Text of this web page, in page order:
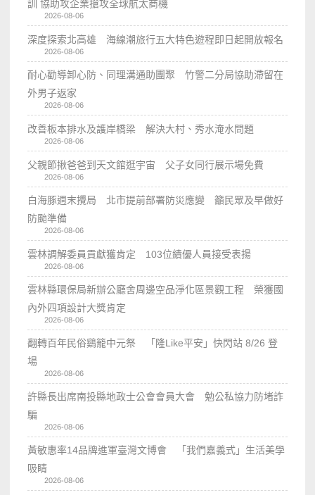
訓 協助攻企業搶攻全球航太商機
2026-08-06
深度探索北高雄 海線潮旅行五大特色遊程即日起開放報名
2026-08-06
耐心勸導卸心防、同理溝通助團聚 竹警二分局協助滯留在
外男子返家
2026-08-06
改善板本排水及護岸橋梁 解決大村、秀水淹水問題
2026-08-06
父親節揪爸爸到天文館逛宇宙 父子女同行展示場免費
2026-08-06
白海豚週末攪局 北市提前部署防災應變 籲民眾及早做好
防颱準備
2026-08-06
雲林調解委員貢獻獲肯定 103位績優人員接受表揚
2026-08-06
雲林縣環保局新辦公廳舍周邊空品淨化區景觀工程 榮獲國
內外四項設計大獎肯定
2026-08-06
翻轉百年民俗鷄籠中元祭 「隆Like平安」快閃站 8/26 登
場
2026-08-06
許縣長出席南投縣地政士公會會員大會 勉公私協力防堵詐
騙
2026-08-06
黃敏惠率14品牌進軍臺灣文博會 「我們嘉義式」生活美學
吸睛
2026-08-06